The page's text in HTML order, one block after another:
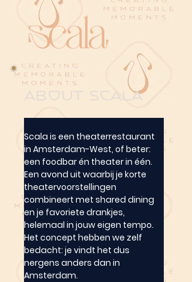
about Scala
Scala is een theaterrestaurant
in Amsterdam-West, of beter:
een foodbar én theater in één.
Een avond uit waarbij je korte
theatervoorstellingen
combineert met shared dining
en je favoriete drankjes,
helemaal in jouw eigen tempo.
Het concept hebben we zelf
bedacht: je vindt het dus
nergens anders dan in
Amsterdam.